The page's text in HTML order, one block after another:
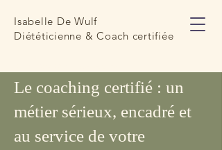
Isabelle De Wulf
Diététicienne & Coach certifiée
Le coaching certifié : un
métier sérieux, encadré et
au service de votre